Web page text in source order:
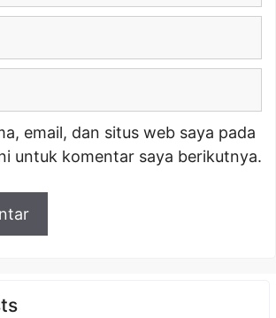
email, dan situs web saya pada
untuk komentar saya berikutnya.